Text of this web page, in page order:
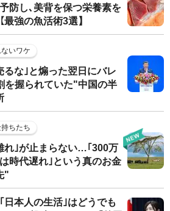
防し､美背を保つ栄養素を
強の魚活術3選】
いワケ
るな｣と煽った翌日にバレ
握られていた"中国の半
ちたち
れ｣が止まらない…｢300万
時代遅れ｣という真のお金
"
日本人の生活｣はどうでも